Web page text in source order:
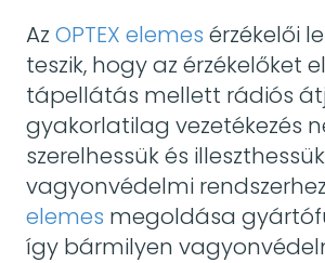
Az OPTEX elemes érzékelői
teszik, hogy az érzékelőket
tápellátás mellett rádiós
gyakorlatilag vezetékezés
szerelhessük és
vagyonvédelmi
elemes megoldása
így bármilyen